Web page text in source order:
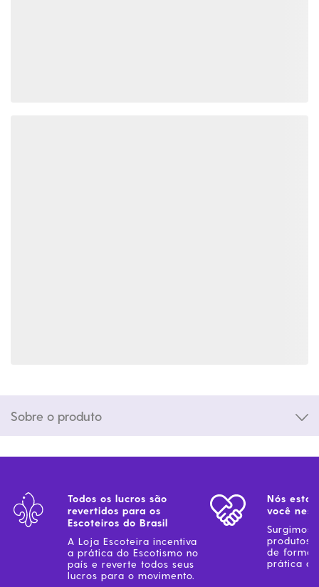
Sobre o produto
Todos os lucros são
revertidos para os
Escoteiros do Brasil
A Loja Escoteira incentiva
a prática do Escotismo no
país e reverte todos seus
lucros para o movimento.
Nós
você
Surgimos
produtos
de forma
prática